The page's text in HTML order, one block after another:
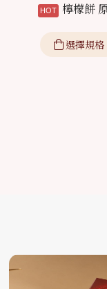
檸檬餅
選擇規格